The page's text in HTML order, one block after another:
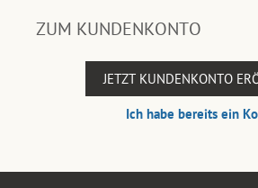
ZUM KUNDENKONTO
JETZT KUNDENKONTO
Ich habe bereits ein